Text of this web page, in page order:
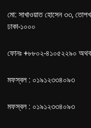
মো: সাখাওয়াত হোসেন ৩৩,
ঢাকা-১০০০
ফোনঃ +৮৮০২-৪১০৫২২৯০
মফস্বল : ০১৯১২৩৩৪০৯৩
মফস্বল : ০১৯১২৩৩৪০৯৩